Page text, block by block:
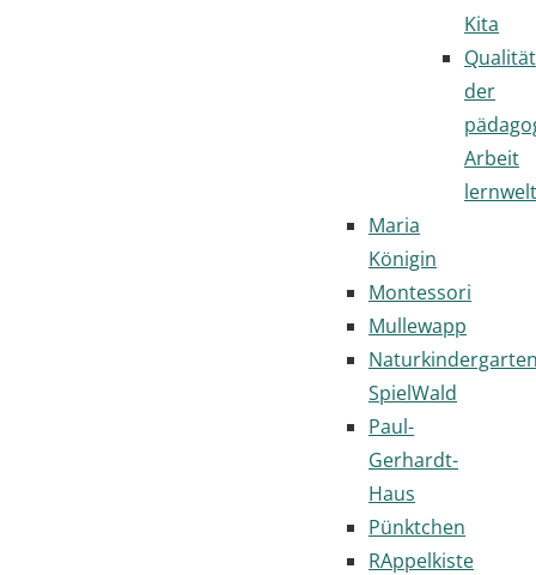
Kita
Qualität
der
Arbeit
lernwelt
Maria
Königin
Montessori
Mullewapp
SpielWald
Paul-
Gerhardt-
Haus
Pünktchen
RAppelkiste